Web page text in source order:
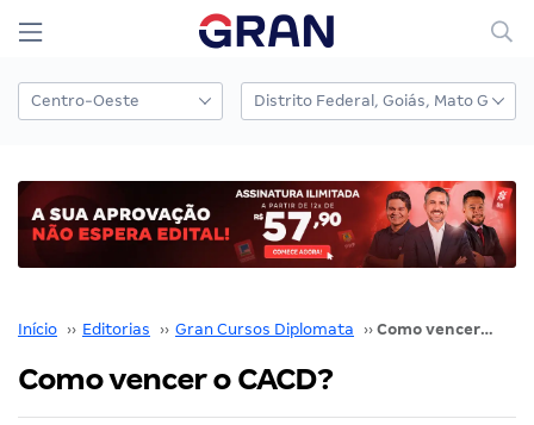
Início ›› Editorias ›› Gran Cursos Diplomata ›› Como vencer o CACD?
Como vencer o CACD?